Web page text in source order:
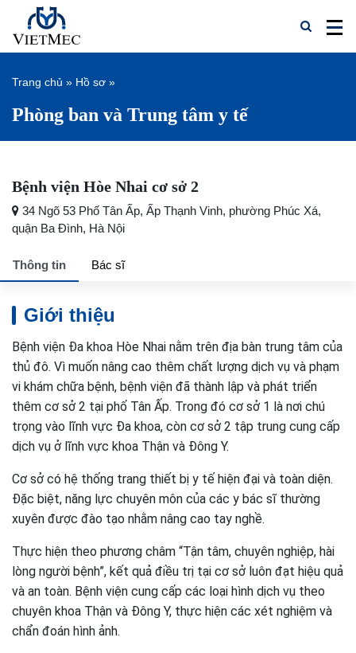
Trang chủ » Hồ sơ »
Phòng ban và Trung tâm y tế
Bệnh viện Hòe Nhai cơ sở 2
34 Ngõ 53 Phố Tân Ấp, Ấp Thạnh Vinh, phường Phúc Xá,
quận Ba Đình, Hà Nội
Thông tin Bác sĩ
Giới thiệu
Bệnh viện Đa khoa Hòe Nhai nằm trên địa bàn trung tâm của
thủ đô. Vì muốn nâng cao thêm chất lượng dịch vụ và phạm
vi khám chữa bệnh, bệnh viện đã thành lập và phát triển
thêm cơ sở 2 tại phố Tân Ấp. Trong đó cơ sở 1 là nơi chú
trọng vào lĩnh vực Đa khoa, còn cơ sở 2 tập trung cung cấp
dịch vụ ở lĩnh vực khoa Thận và Đông Y.
Cơ sở có hệ thống trang thiết bị y tế hiện đại và toàn diện.
Đặc biệt, năng lực chuyên môn của các y bác sĩ thường
xuyên được đào tạo nhằm nâng cao tay nghề.
Thực hiện theo phương châm “Tận tâm, chuyên nghiệp, hài
lòng người bệnh”, kết quả điều trị tại cơ sở luôn đạt hiệu quả
và an toàn. Bệnh viện cung cấp các loại hình dịch vụ theo
chuyên khoa Thận và Đông Y, thực hiện các xét nghiệm và
chẩn đoán hình ảnh.